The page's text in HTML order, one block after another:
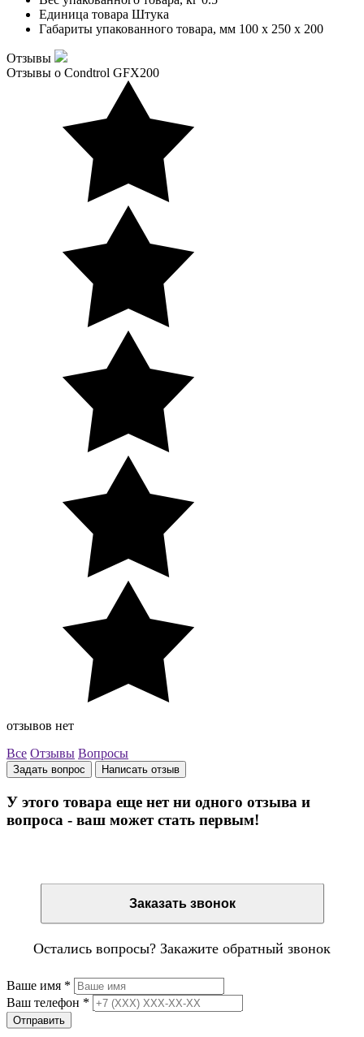
Единица товара Штука
Габариты упакованного товара, мм 100 x 250 x 200
Отзывы
Отзывы о Condtrol GFX200
отзывов нет
Все Отзывы Вопросы
Задать вопрос Написать отзыв
У этого товара еще нет ни одного отзыва и
вопроса - ваш может стать первым!
Заказать звонок
Остались вопросы? Закажите обратный звонок
Ваше имя *
Ваш телефон *
Отправить